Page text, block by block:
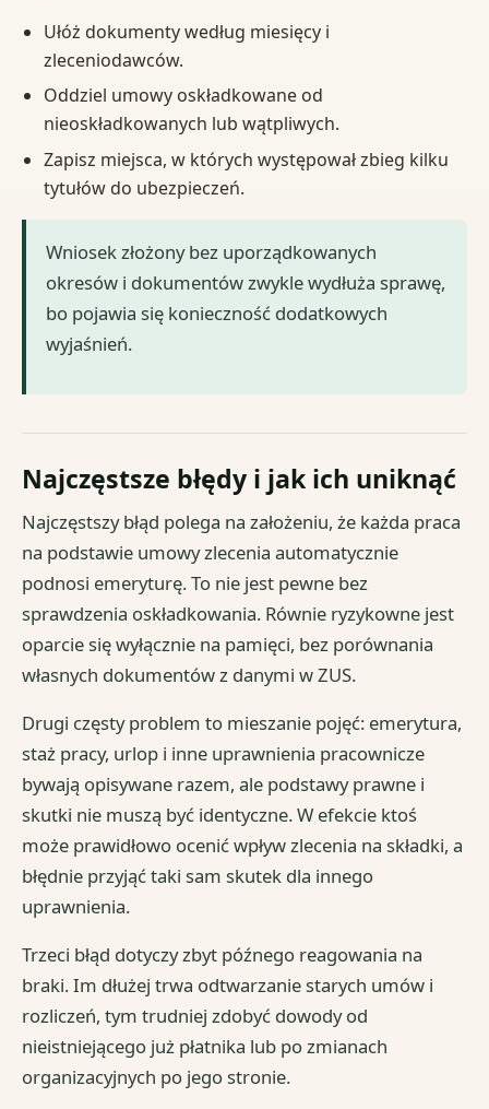
Ułóż dokumenty według miesięcy i
zleceniodawców.
Oddziel umowy oskładkowane od
nieoskładkowanych lub wątpliwych.
Zapisz miejsca, w których występował zbieg kilku
tytułów do ubezpieczeń.
Wniosek złożony bez uporządkowanych
okresów i dokumentów zwykle wydłuża sprawę,
bo pojawia się konieczność dodatkowych
wyjaśnień.
Najczęstsze błędy i jak ich uniknąć
Najczęstszy błąd polega na założeniu, że każda praca
na podstawie umowy zlecenia automatycznie
podnosi emeryturę. To nie jest pewne bez
sprawdzenia oskładkowania. Równie ryzykowne jest
oparcie się wyłącznie na pamięci, bez porównania
własnych dokumentów z danymi w ZUS.
Drugi częsty problem to mieszanie pojęć: emerytura,
staż pracy, urlop i inne uprawnienia pracownicze
bywają opisywane razem, ale podstawy prawne i
skutki nie muszą być identyczne. W efekcie ktoś
może prawidłowo ocenić wpływ zlecenia na składki, a
błędnie przyjąć taki sam skutek dla innego
uprawnienia.
Trzeci błąd dotyczy zbyt późnego reagowania na
braki. Im dłużej trwa odtwarzanie starych umów i
rozliczeń, tym trudniej zdobyć dowody od
nieistniejącego już płatnika lub po zmianach
organizacyjnych po jego stronie.